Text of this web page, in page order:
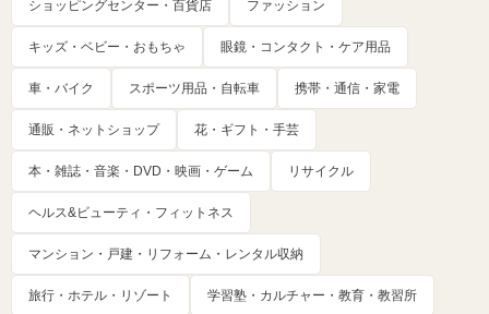
ショッピングセンター・百貨店 ファッション
キッズ・ベビー・おもちゃ 眼鏡・コンタクト・ケア用品
車・バイク スポーツ用品・自転車 携帯・通信・家電
通販・ネットショップ 花・ギフト・手芸
本・雑誌・音楽・DVD・映画・ゲーム リサイクル
ヘルス&ビューティ・フィットネス
マンション・戸建・リフォーム・レンタル収納
旅行・ホテル・リゾート 学習塾・カルチャー・教育・教習所